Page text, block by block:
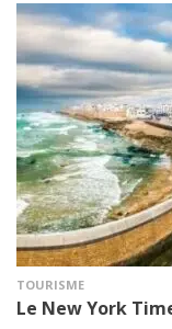
TOURISME
Le New York